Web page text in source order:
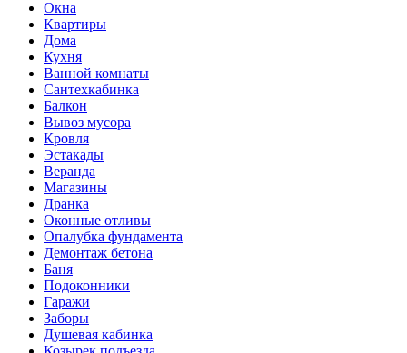
Окна
Квартиры
Дома
Кухня
Ванной комнаты
Сантехкабинка
Балкон
Вывоз мусора
Кровля
Эстакады
Веранда
Магазины
Дранка
Оконные отливы
Опалубка фундамента
Демонтаж бетона
Баня
Подоконники
Гаражи
Заборы
Душевая кабинка